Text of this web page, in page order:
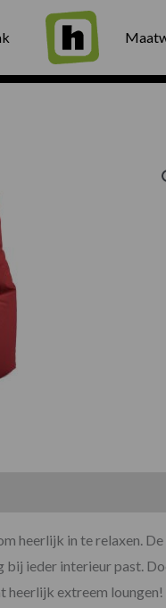
Binnen twee
heerlijk in te relaxen. De
bij ieder interieur past.
heerlijk extreem loungen!